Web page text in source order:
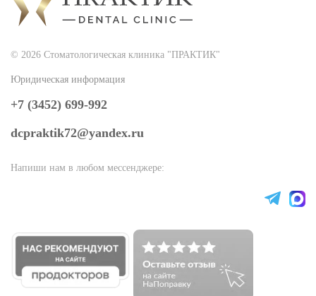
© 2026 Стоматологическая клиника "ПРАКТИК"
Юридическая информация
+7 (3452) 699-992
dcpraktik72@yandex.ru
Напиши нам в любом мессенджере: